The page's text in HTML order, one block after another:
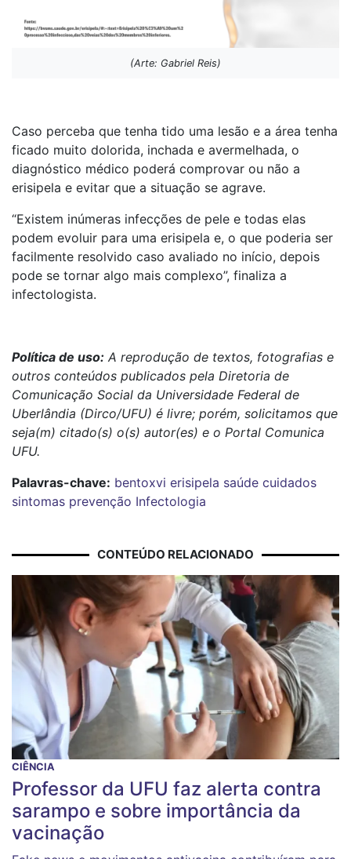
(Arte: Gabriel Reis)
Caso perceba que tenha tido uma lesão e a área tenha
ficado muito dolorida, inchada e avermelhada, o
diagnóstico médico poderá comprovar ou não a
erisipela e evitar que a situação se agrave.
“Existem inúmeras infecções de pele e todas elas
podem evoluir para uma erisipela e, o que poderia ser
facilmente resolvido caso avaliado no início, depois
pode se tornar algo mais complexo”, finaliza a
infectologista.
Política de uso: A reprodução de textos, fotografias e
outros conteúdos publicados pela Diretoria de
Comunicação Social da Universidade Federal de
Uberlândia (Dirco/UFU) é livre; porém, solicitamos que
seja(m) citado(s) o(s) autor(es) e o Portal Comunica
UFU.
Palavras-chave: bentoxvi erisipela saúde cuidados
sintomas prevenção Infectologia
CONTEÚDO RELACIONADO
CIÊNCIA
Professor da UFU faz alerta contra
sarampo e sobre importância da
vacinação